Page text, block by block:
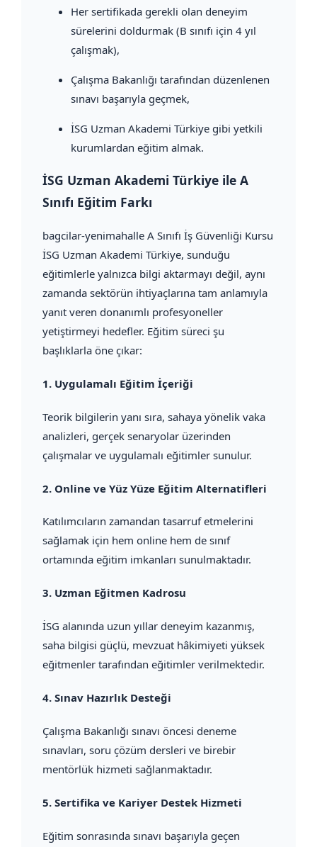
Her sertifikada gerekli olan deneyim
sürelerini doldurmak (B sınıfı için 4 yıl
çalışmak),
Çalışma Bakanlığı tarafından düzenlenen
sınavı başarıyla geçmek,
İSG Uzman Akademi Türkiye gibi yetkili
kurumlardan eğitim almak.
İSG Uzman Akademi Türkiye ile A
Sınıfı Eğitim Farkı
bagcilar-yenimahalle A Sınıfı İş Güvenliği Kursu
İSG Uzman Akademi Türkiye, sunduğu
eğitimlerle yalnızca bilgi aktarmayı değil, aynı
zamanda sektörün ihtiyaçlarına tam anlamıyla
yanıt veren donanımlı profesyoneller
yetiştirmeyi hedefler. Eğitim süreci şu
başlıklarla öne çıkar:
1. Uygulamalı Eğitim İçeriği
Teorik bilgilerin yanı sıra, sahaya yönelik vaka
analizleri, gerçek senaryolar üzerinden
çalışmalar ve uygulamalı eğitimler sunulur.
2. Online ve Yüz Yüze Eğitim Alternatifleri
Katılımcıların zamandan tasarruf etmelerini
sağlamak için hem online hem de sınıf
ortamında eğitim imkanları sunulmaktadır.
3. Uzman Eğitmen Kadrosu
İSG alanında uzun yıllar deneyim kazanmış,
saha bilgisi güçlü, mevzuat hâkimiyeti yüksek
eğitmenler tarafından eğitimler verilmektedir.
4. Sınav Hazırlık Desteği
Çalışma Bakanlığı sınavı öncesi deneme
sınavları, soru çözüm dersleri ve birebir
mentörlük hizmeti sağlanmaktadır.
5. Sertifika ve Kariyer Destek Hizmeti
Eğitim sonrasında sınavı başarıyla geçen